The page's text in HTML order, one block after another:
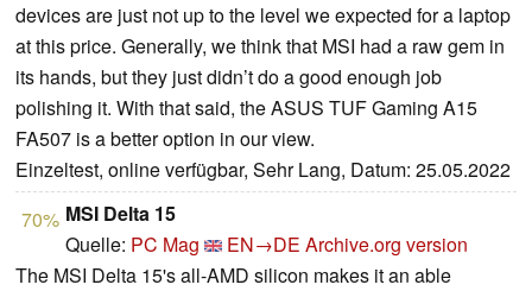
devices are just not up to the level we expected for a laptop
at this price. Generally, we think that MSI had a raw gem in
its hands, but they just didn’t do a good enough job
polishing it. With that said, the ASUS TUF Gaming A15
FA507 is a better option in our view.
Einzeltest, online verfügbar, Sehr Lang, Datum: 25.05.2022
70% MSI Delta 15
Quelle: PC Mag EN→DE Archive.org version
The MSI Delta 15's all-AMD silicon makes it an able